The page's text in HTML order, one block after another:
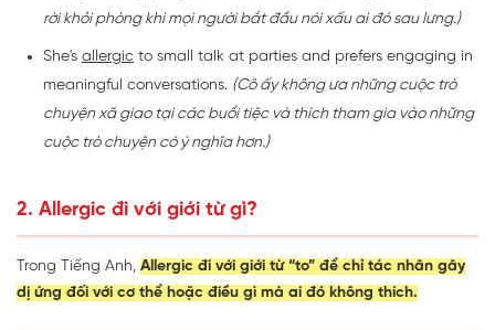
rời khỏi phòng khi mọi người bắt đầu nói xấu ai đó sau lưng.)
She's allergic to small talk at parties and prefers engaging in
meaningful conversations. (Cô ấy không ưa những cuộc trò
chuyện xã giao tại các buổi tiệc và thích tham gia vào những
cuộc trò chuyện có ý nghĩa hơn.)
2. Allergic đi với giới từ gì?
Trong Tiếng Anh, Allergic đi với giới từ “to” để chỉ tác nhân gây
dị ứng đối với cơ thể hoặc điều gì mà ai đó không thích.